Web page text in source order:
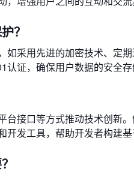
？
采用先进的加密技术、定
证，确保用户数据的安全存
接口等方式推动技术创新
发工具，帮助开发者构建基